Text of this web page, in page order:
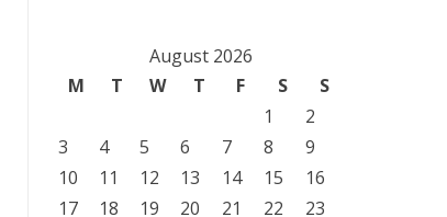
August 2026
M
T W T F S
S
1
2
3
4 5 6 7 8
9
10
11 12 13 14 15
16
17
18 19 20 21 22
23